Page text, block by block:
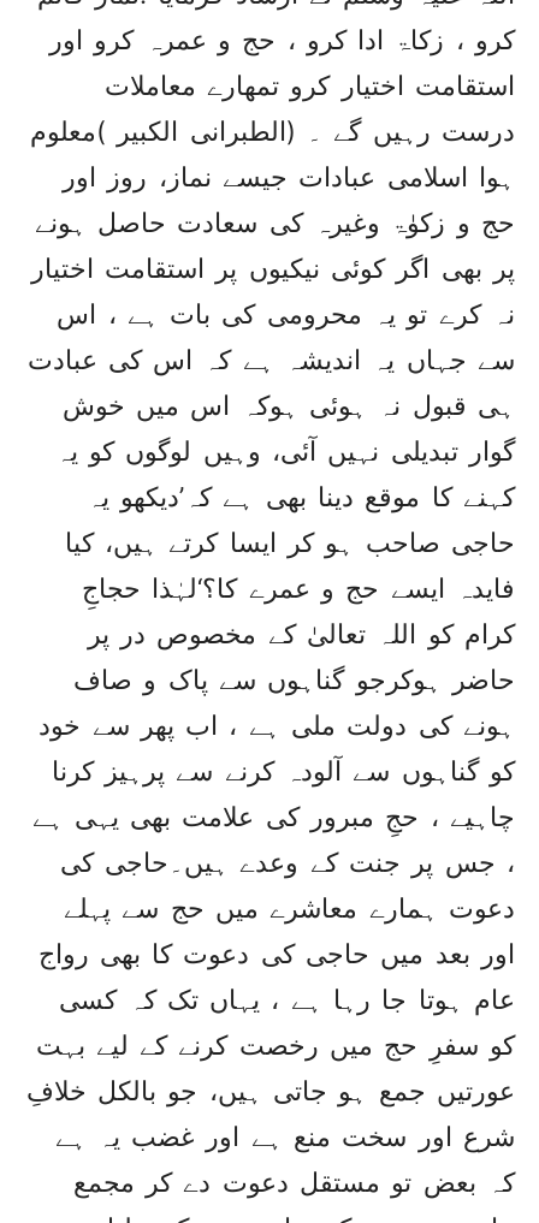
کرو ، زکاۃ ادا کرو ، حج و عمرہ کرو اور
استقامت اختیار کرو تمھارے معاملات
درست رہیں گے ۔ (الطبرانی الکبیر )معلوم
ہوا اسلامی عبادات جیسے نماز، روز اور
حج و زکوٰۃ وغیرہ کی سعادت حاصل ہونے
پر بھی اگر کوئی نیکیوں پر استقامت اختیار
نہ کرے تو یہ محرومی کی بات ہے ، اس
سے جہاں یہ اندیشہ ہے کہ اس کی عبادت
ہی قبول نہ ہوئی ہوکہ اس میں خوش
گوار تبدیلی نہیں آئی، وہیں لوگوں کو یہ
کہنے کا موقع دینا بھی ہے کہ’دیکھو یہ
حاجی صاحب ہو کر ایسا کرتے ہیں، کیا
فایدہ ایسے حج و عمرے کا؟‘لہٰذا حجاجِ
کرام کو اللہ تعالیٰ کے مخصوص در پر
حاضر ہوکرجو گناہوں سے پاک و صاف
ہونے کی دولت ملی ہے ، اب پھر سے خود
کو گناہوں سے آلودہ کرنے سے پرہیز کرنا
چاہیے ، حجِ مبرور کی علامت بھی یہی ہے
، جس پر جنت کے وعدے ہیں۔حاجی کی
دعوت ہمارے معاشرے میں حج سے پہلے
اور بعد میں حاجی کی دعوت کا بھی رواج
عام ہوتا جا رہا ہے ، یہاں تک کہ کسی
کو سفرِ حج میں رخصت کرنے کے لیے بہت
عورتیں جمع ہو جاتی ہیں، جو بالکل خلافِ
شرع اور سخت منع ہے اور غضب یہ ہے
کہ بعض تو مستقل دعوت دے کر مجمع